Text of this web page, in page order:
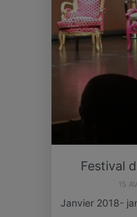
Festival
15
Janvier 2018-